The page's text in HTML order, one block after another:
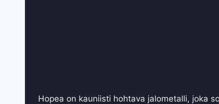
Hopea on kauniisti hohtava jalometalli, joka